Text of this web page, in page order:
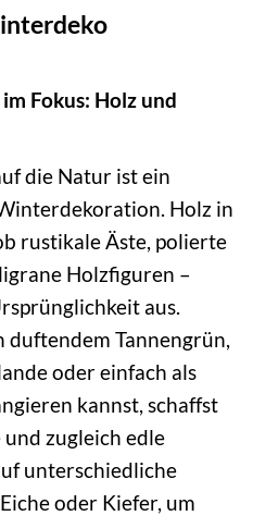
Fokus: Holz und
die Natur ist ein
Holz in
rustikale Äste, polierte
Holzfiguren –
aus.
Tannengrün,
oder einfach als
kannst, schaffst
zugleich edle
unterschiedliche
oder Kiefer, um